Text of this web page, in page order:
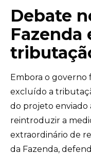
Debate
Fazenda
Embora o governo
excluído a
do projeto enviado
reintroduzir a
extraordinário de
da Fazenda,